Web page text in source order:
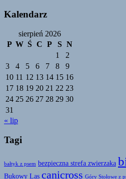
Kalendarz
sierpień 2026
P W Ś C P S N
1
2
3
4 5 6 7 8
9
10 11 12 13 14 15 16
17 18 19 20 21 22 23
24 25 26 27 28 29 30
31
« lip
Tagi
bałtyk z psem bezpieczna strefa zwierzaka
Bukowy Las canicross Góry Stołowe z